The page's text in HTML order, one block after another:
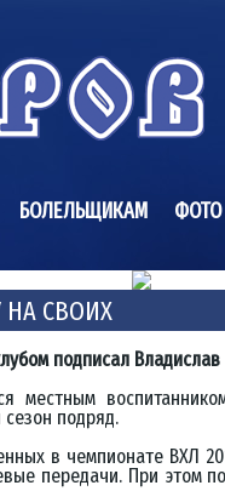
БОЛЕЛЬЩИКАМ ФОТО
НА СВОИХ
подписал
местным
подряд.
в чемпионате ВХЛ
передачи. При этом